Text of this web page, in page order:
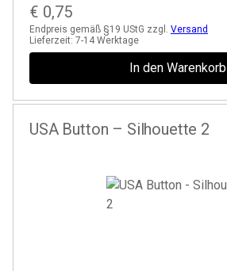
€ 0,75
Endpreis gemäß §19 UStG zzgl. Versand
Lieferzeit: 7-14 Werktage
In den Warenkorb
USA Button – Silhouette 2